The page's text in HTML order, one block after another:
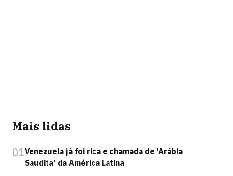
Mais lidas
01Venezuela já foi rica e chamada de 'Arábia
Saudita' da América Latina